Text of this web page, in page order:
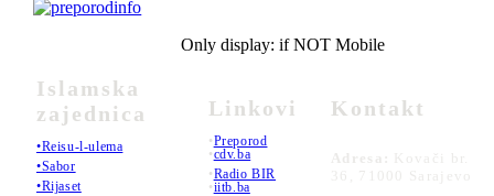
Islamska
zajednica
•Reisu-l-ulema
•Sabor
•Rijaset
Only display: if NOT Mobile
Linkovi
•Preporod
•cdv.ba
•Radio BIR
•iitb.ba
Kontakt
Adresa:
Kovači br.
36, 71000 Sarajevo